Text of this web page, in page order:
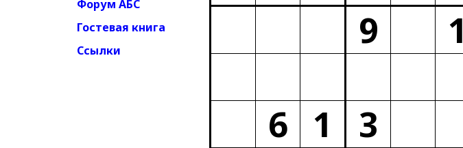
Форум АБС
Гостевая книга
Ссылки
9
1
6 1 3